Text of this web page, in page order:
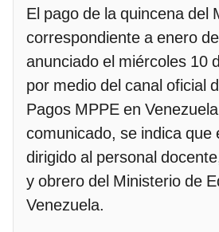
El pago de la quincena del
correspondiente a enero
anunciado el miércoles 10
por medio del canal oficial
Pagos MPPE en
comunicado, se indica que
dirigido al personal
y obrero del Ministerio de
Venezuela.